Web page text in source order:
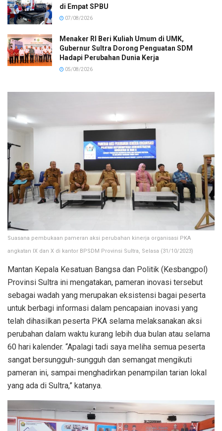
di Empat SPBU
07/08/2026
Menaker RI Beri Kuliah Umum di UMK,
Gubernur Sultra Dorong Penguatan SDM
Hadapi Perubahan Dunia Kerja
05/08/2026
Suasana pembukaan pameran aksi perubahan kinerja organisasi PKA
angkatan IX dan X di kantor BPSDM Provinsi Sultra, Selasa (31/10/2023)
Mantan Kepala Kesatuan Bangsa dan Politik (Kesbangpol)
Provinsi Sultra ini mengatakan, pameran inovasi tersebut
sebagai wadah yang merupakan eksistensi bagai peserta
untuk berbagi informasi dalam pencapaian inovasi yang
telah dihasilkan peserta PKA selama melaksanakan aksi
perubahan dalam waktu kurang lebih dua bulan atau selama
60 hari kalender. “Apalagi tadi saya meliha semua peserta
sangat bersungguh-sungguh dan semangat mengikuti
pameran ini, sampai menghadirkan penampilan tarian lokal
yang ada di Sultra,” katanya.